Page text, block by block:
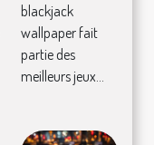
blackjack
wallpaper fait
partie des
meilleurs jeux...